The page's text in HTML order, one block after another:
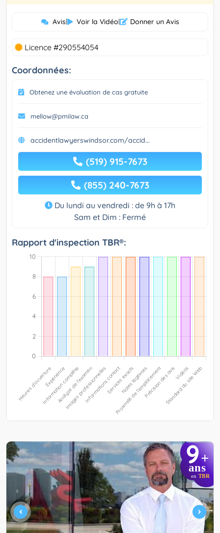
Avis| Voir la Vidéo| Donner un Avis
Licence #290554054
Coordonnées:
Obtenez une évaluation de cas gratuite
mellow@pmilaw.ca
accidentlawyerswindsor.com/accid...
(519) 915-7673
(855) 240-7673
Du lundi au vendredi : de 9h à 17h
Sam et Dim : Fermé
Rapport d'inspection TBR®:
9+
ans
en TBR